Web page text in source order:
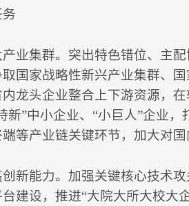
产业集群。突出特色错位、主
国家战略性新兴产业集群、
龙头企业整合上下游资源，
新”中小企业、“小巨人”企业
等产业链关键环节，加大对
创新能力。加强关键核心技术
建设，推进“大院大所大校大